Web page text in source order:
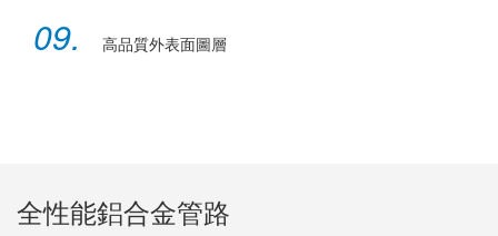
09. 高品質外表面圖層
全性能鋁合金管路